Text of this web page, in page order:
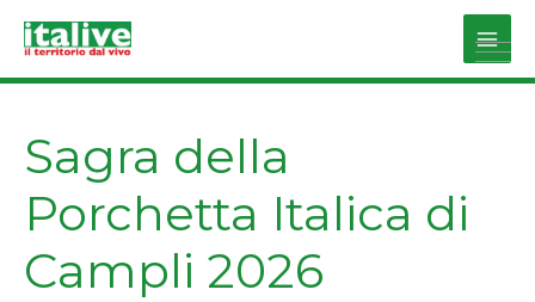
Main
Sagra della
Porchetta Italica di
Campli 2026